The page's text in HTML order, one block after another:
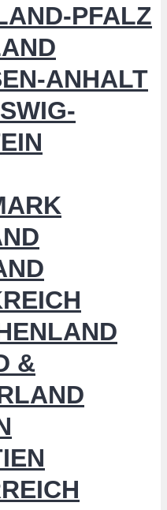
PFALZ
ANHALT
&